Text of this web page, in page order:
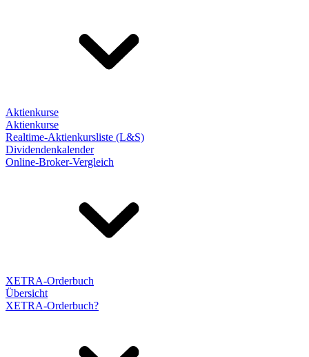
Aktienkurse
Aktienkurse
Realtime-Aktienkursliste (L&S)
Dividendenkalender
Online-Broker-Vergleich
XETRA-Orderbuch
Übersicht
XETRA-Orderbuch?